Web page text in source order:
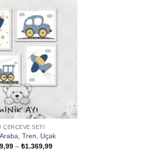
ÇERÇEVE SETI
Tren, Uçak
– ₺1.369,99Fiyat